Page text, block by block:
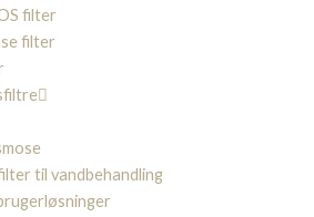
filter
filter
til vandbehandling